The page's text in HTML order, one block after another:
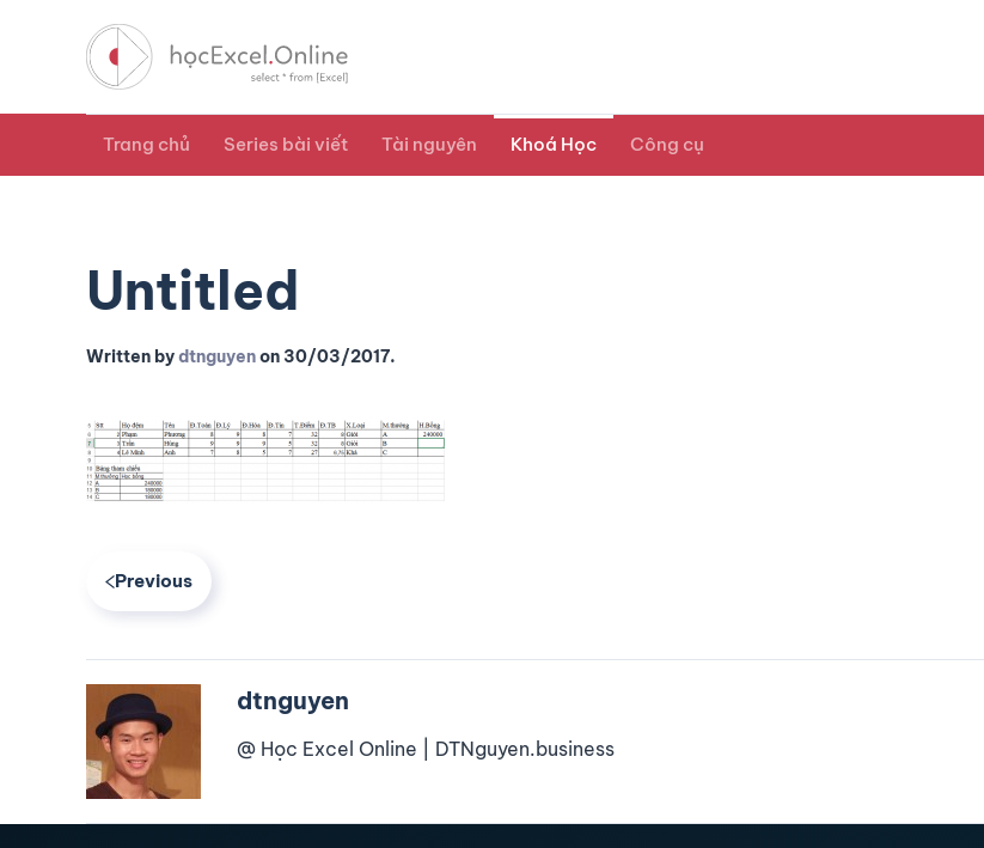
Trang chủ Series bài viết Tài nguyên Khoá Học Công cụ
Untitled
Written bydtnguyenon 30/03/2017.
Previous
dtnguyen
@ Học Excel Online | DTNguyen.business